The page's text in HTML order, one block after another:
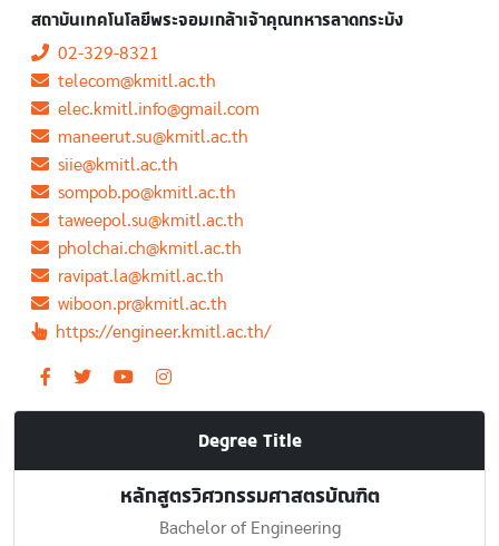
สถาบันเทคโนโลยีพระจอมเกล้าเจ้าคุณทหารลาดกระบัง
02-329-8321
telecom@kmitl.ac.th
elec.kmitl.info@gmail.com
maneerut.su@kmitl.ac.th
siie@kmitl.ac.th
sompob.po@kmitl.ac.th
taweepol.su@kmitl.ac.th
pholchai.ch@kmitl.ac.th
ravipat.la@kmitl.ac.th
wiboon.pr@kmitl.ac.th
https://engineer.kmitl.ac.th/
Degree Title
หลักสูตรวิศวกรรมศาสตรบัณฑิต
Bachelor of Engineering